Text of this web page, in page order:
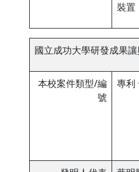
裝
國立成功大學研發成果
本校案件類型/編
號
專利